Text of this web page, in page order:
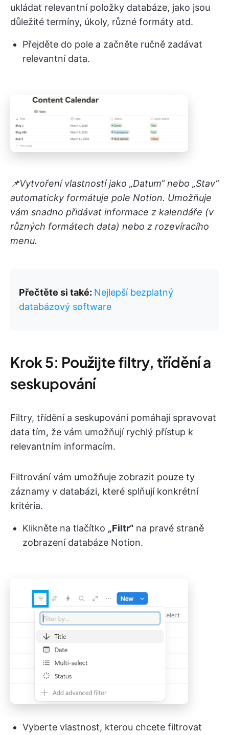
ukládat relevantní položky databáze, jako jsou
důležité termíny, úkoly, různé formáty atd.
Přejděte do pole a začněte ručně zadávat
relevantní data.
📌Vytvoření vlastností jako „Datum“ nebo „Stav“
automaticky formátuje pole Notion. Umožňuje
vám snadno přidávat informace z kalendáře (v
různých formátech data) nebo z rozevíracího
menu.
Přečtěte si také: Nejlepší bezplatný
databázový software
Krok 5: Použijte filtry, třídění a
seskupování
Filtry, třídění a seskupování pomáhají spravovat
data tím, že vám umožňují rychlý přístup k
relevantním informacím.
Filtrování vám umožňuje zobrazit pouze ty
záznamy v databázi, které splňují konkrétní
kritéria.
Klikněte na tlačítko „Filtr“ na pravé straně
zobrazení databáze Notion.
Vyberte vlastnost, kterou chcete filtrovat